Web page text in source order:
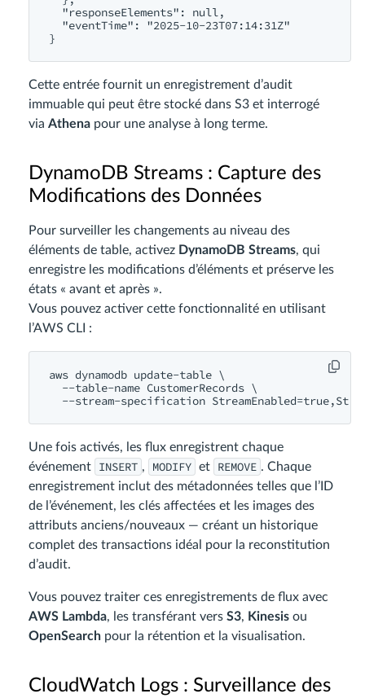
  "responseElements": null,
  "eventTime": "2025-10-23T07:14:31Z"
Cette entrée fournit un enregistrement d’audit
immuable qui peut être stocké dans S3 et interrogé
via Athena pour une analyse à long terme.
DynamoDB Streams : Capture des
Modifications des Données
Pour surveiller les changements au niveau des
éléments de table, activez DynamoDB Streams, qui
enregistre les modifications d’éléments et préserve les
états « avant et après ».
Vous pouvez activer cette fonctionnalité en utilisant
l’AWS CLI :
aws dynamodb update-table \
  --table-name CustomerRecords \
Une fois activés, les flux enregistrent chaque
événement
INSERT , MODIFY et REMOVE . Chaque
enregistrement inclut des métadonnées telles que l’ID
de l’événement, les clés affectées et les images des
attributs anciens/nouveaux — créant un historique
complet des transactions idéal pour la reconstitution
d’audit.
Vous pouvez traiter ces enregistrements de flux avec
AWS Lambda, les transférant vers S3, Kinesis ou
OpenSearch pour la rétention et la visualisation.
CloudWatch Logs : Surveillance des